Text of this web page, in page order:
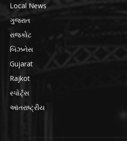
Local News
ગુજરાત
રાજકોટ
બિઝનેસ
Gujarat
Rajkot
સ્પોર્ટ્સ
આંતરાષ્ટ્રીય